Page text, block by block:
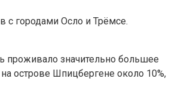
с городами Осло и Трёмсе.
проживало значительно большее
острове Шпицбергене около 10%,